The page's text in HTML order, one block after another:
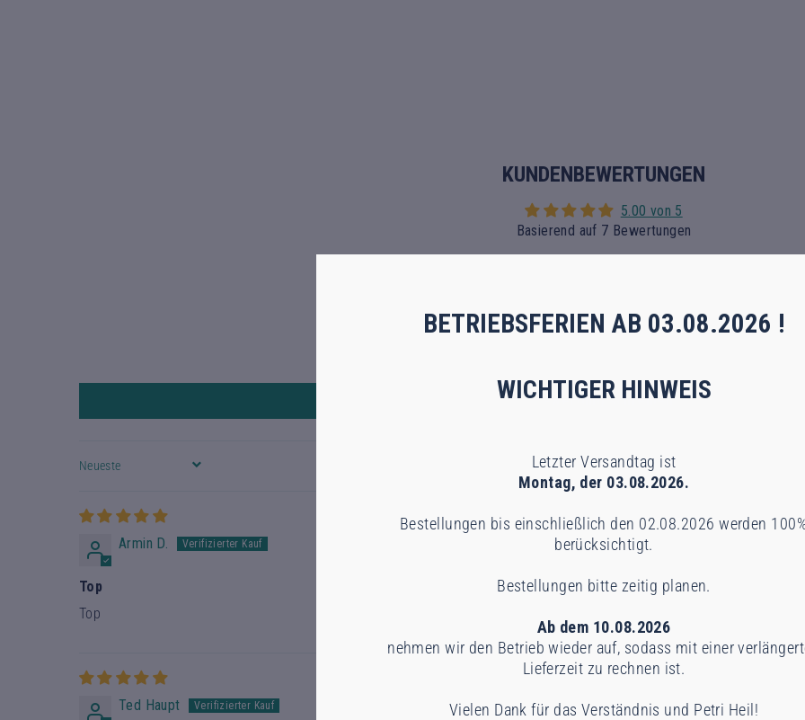
KUNDENBEWERTUNGEN
5.00 von 5
Basierend auf 7 Bewertungen
0
0
Bewertung schreiben
SORT BY
Armin D.
Top
Top
Ted Haupt
BETRIEBSFERIEN AB 03.08.2026 !
WICHTIGER HINWEIS
Letzter Versandtag ist
Montag, der 03.08.2026.
Bestellungen bis einschließlich den 02.08.2026 werden
berücksichtigt.
Bestellungen bitte zeitig planen.
Ab dem 10.08.2026
nehmen wir den Betrieb wieder auf, sodass mit einer
Lieferzeit zu rechnen ist.
Vielen Dank für das Verständnis und Petri Heil!